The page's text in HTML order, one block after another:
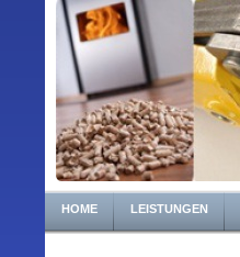
HOME LEISTUNGEN